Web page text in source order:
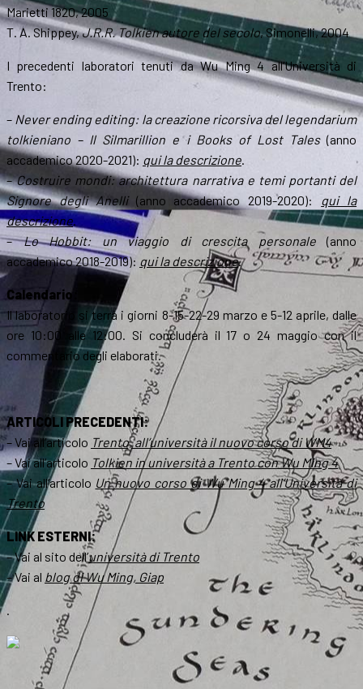
Marietti 1820, 2005
T. A. Shippey,J.R.R. Tolkien autore del secolo, Simonelli, 2004
I precedenti laboratori tenuti da Wu Ming 4 all’Università di
Trento:
– Never ending editing: la creazione ricorsiva del legendarium
tolkieniano – Il Silmarillion e i Books of Lost Tales(anno
accademico 2020-2021): qui la descrizione.
–Costruire mondi: architettura narrativa e temi portanti del
Signore degli Anelli(anno accademico 2019-2020): qui la
descrizione.
–Lo Hobbit: un viaggio di crescita personale(anno
accademico 2018-2019): qui la descrizione.
Calendario:
Il laboratorio si terrà i giorni 8-15-22-29 marzo e 5-12 aprile, dalle
ore 10:00 alle 12:00. Si concluderà il 17 o 24 maggio con il
commentario degli elaborati.
ARTICOLI PRECEDENTI:
– Vai all’articolo Trento, all’università il nuovo corso di WM4
– Vai all’articolo Tolkien in università a Trento con Wu Ming 4
– Vai all’articolo Un nuovo corso di Wu Ming 4 all’Università di
Trento
LINK ESTERNI:
– Vai al sito dell’università di Trento
– Vai al blog di Wu Ming, Giap
.